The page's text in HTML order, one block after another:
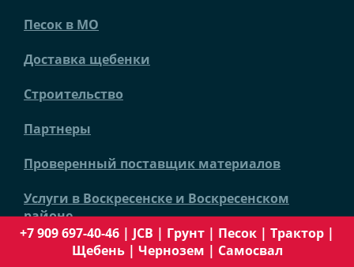
+7 909 697-40-46 | JCB | Грунт | Песок | Трактор |
Щебень| Чернозем | Самосвал
Песок в МО
Доставка щебенки
Строительство
Партнеры
Проверенный поставщик материалов
Услуги в Воскресенске и Воскресенском
районе
Уборка территорий от снега